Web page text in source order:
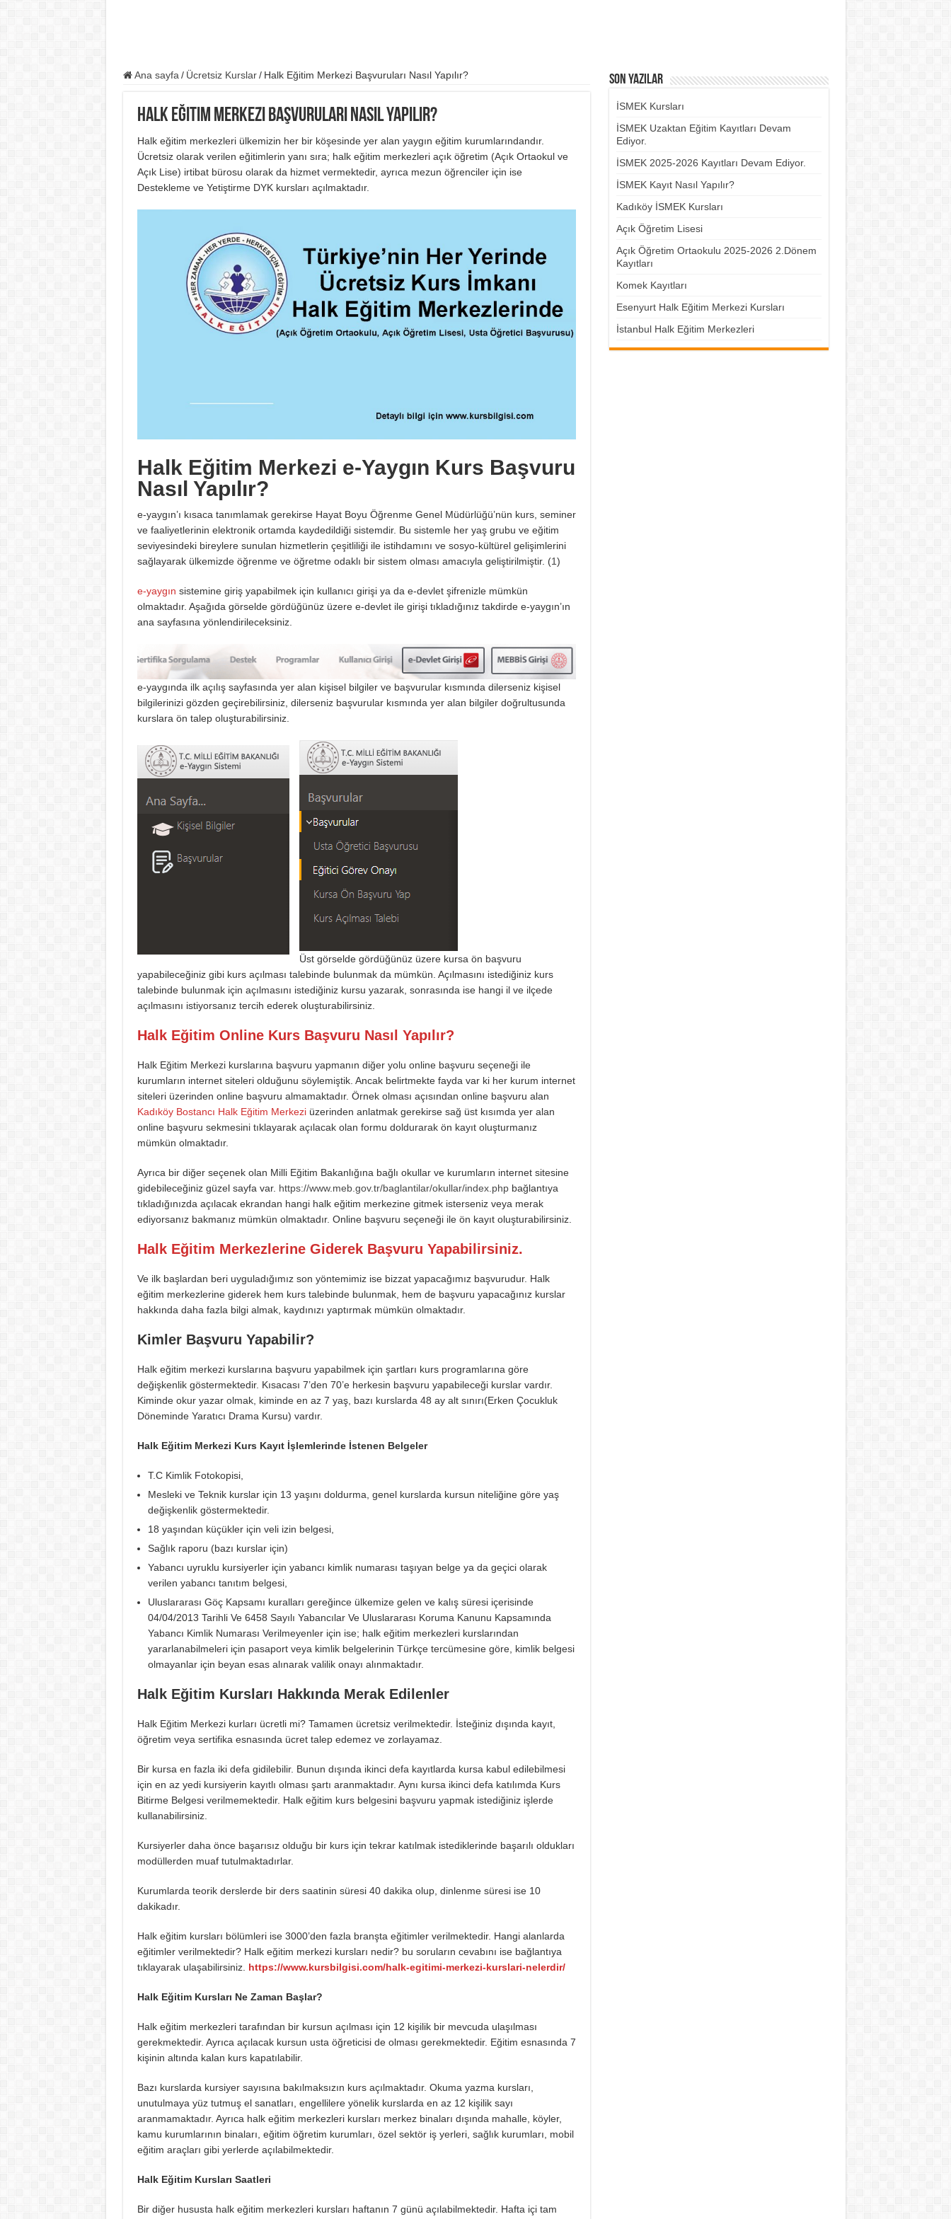
Ana sayfa / Ücretsiz Kurslar / Halk Eğitim Merkezi Başvuruları Nasıl Yapılır?
Halk Eğitim Merkezi Başvuruları Nasıl Yapılır?
Halk eğitim merkezleri ülkemizin her bir köşesinde yer alan yaygın eğitim kurumlarındandır.
Ücretsiz olarak verilen eğitimlerin yanı sıra; halk eğitim merkezleri açık öğretim (Açık Ortaokul ve
Açık Lise) irtibat bürosu olarak da hizmet vermektedir, ayrıca mezun öğrenciler için ise
Destekleme ve Yetiştirme DYK kursları açılmaktadır.
Halk Eğitim Merkezi e-Yaygın Kurs Başvuru
Nasıl Yapılır?
e-yaygın’ı kısaca tanımlamak gerekirse Hayat Boyu Öğrenme Genel Müdürlüğü’nün kurs, seminer
ve faaliyetlerinin elektronik ortamda kaydedildiği sistemdir. Bu sistemle her yaş grubu ve eğitim
seviyesindeki bireylere sunulan hizmetlerin çeşitliliği ile istihdamını ve sosyo-kültürel gelişimlerini
sağlayarak ülkemizde öğrenme ve öğretme odaklı bir sistem olması amacıyla geliştirilmiştir. (1)
e-yaygın sistemine giriş yapabilmek için kullanıcı girişi ya da e-devlet şifrenizle mümkün
olmaktadır. Aşağıda görselde gördüğünüz üzere e-devlet ile girişi tıkladığınız takdirde e-yaygın’ın
ana sayfasına yönlendirileceksiniz.
e-yaygında ilk açılış sayfasında yer alan kişisel bilgiler ve başvurular kısmında dilerseniz kişisel
bilgilerinizi gözden geçirebilirsiniz, dilerseniz başvurular kısmında yer alan bilgiler doğrultusunda
kurslara ön talep oluşturabilirsiniz.
Üst görselde gördüğünüz üzere kursa ön başvuru
yapabileceğiniz gibi kurs açılması talebinde bulunmak da mümkün. Açılmasını istediğiniz kurs
talebinde bulunmak için açılmasını istediğiniz kursu yazarak, sonrasında ise hangi il ve ilçede
açılmasını istiyorsanız tercih ederek oluşturabilirsiniz.
Halk Eğitim Online Kurs Başvuru Nasıl Yapılır?
Halk Eğitim Merkezi kurslarına başvuru yapmanın diğer yolu online başvuru seçeneği ile
kurumların internet siteleri olduğunu söylemiştik. Ancak belirtmekte fayda var ki her kurum internet
siteleri üzerinden online başvuru almamaktadır. Örnek olması açısından online başvuru alan
Kadıköy Bostancı Halk Eğitim Merkeziüzerinden anlatmak gerekirse sağ üst kısımda yer alan
online başvuru sekmesini tıklayarak açılacak olan formu doldurarak ön kayıt oluşturmanız
mümkün olmaktadır.
Ayrıca bir diğer seçenek olan Milli Eğitim Bakanlığına bağlı okullar ve kurumların internet sitesine
gidebileceğiniz güzel sayfa var. https://www.meb.gov.tr/baglantilar/okullar/index.phpbağlantıya
tıkladığınızda açılacak ekrandan hangi halk eğitim merkezine gitmek isterseniz veya merak
ediyorsanız bakmanız mümkün olmaktadır. Online başvuru seçeneği ile ön kayıt oluşturabilirsiniz.
Halk Eğitim Merkezlerine Giderek Başvuru Yapabilirsiniz.
Ve ilk başlardan beri uyguladığımız son yöntemimiz ise bizzat yapacağımız başvurudur. Halk
eğitim merkezlerine giderek hem kurs talebinde bulunmak, hem de başvuru yapacağınız kurslar
hakkında daha fazla bilgi almak, kaydınızı yaptırmak mümkün olmaktadır.
Kimler Başvuru Yapabilir?
Halk eğitim merkezi kurslarına başvuru yapabilmek için şartları kurs programlarına göre
değişkenlik göstermektedir. Kısacası 7’den 70’e herkesin başvuru yapabileceği kurslar vardır.
Kiminde okur yazar olmak, kiminde en az 7 yaş, bazı kurslarda 48 ay alt sınırı(Erken Çocukluk
Döneminde Yaratıcı Drama Kursu) vardır.
Halk Eğitim Merkezi Kurs Kayıt İşlemlerinde İstenen Belgeler
T.C Kimlik Fotokopisi,
Mesleki ve Teknik kurslar için 13 yaşını doldurma, genel kurslarda kursun niteliğine göre yaş
değişkenlik göstermektedir.
18 yaşından küçükler için veli izin belgesi,
Sağlık raporu (bazı kurslar için)
Yabancı uyruklu kursiyerler için yabancı kimlik numarası taşıyan belge ya da geçici olarak
verilen yabancı tanıtım belgesi,
Uluslararası Göç Kapsamı kuralları gereğince ülkemize gelen ve kalış süresi içerisinde
04/04/2013 Tarihli Ve 6458 Sayılı Yabancılar Ve Uluslararası Koruma Kanunu Kapsamında
Yabancı Kimlik Numarası Verilmeyenler için ise; halk eğitim merkezleri kurslarından
yararlanabilmeleri için pasaport veya kimlik belgelerinin Türkçe tercümesine göre, kimlik belgesi
olmayanlar için beyan esas alınarak valilik onayı alınmaktadır.
Halk Eğitim Kursları Hakkında Merak Edilenler
Halk Eğitim Merkezi kurları ücretli mi? Tamamen ücretsiz verilmektedir. İsteğiniz dışında kayıt,
öğretim veya sertifika esnasında ücret talep edemez ve zorlayamaz.
Bir kursa en fazla iki defa gidilebilir. Bunun dışında ikinci defa kayıtlarda kursa kabul edilebilmesi
için en az yedi kursiyerin kayıtlı olması şartı aranmaktadır. Aynı kursa ikinci defa katılımda Kurs
Bitirme Belgesi verilmemektedir. Halk eğitim kurs belgesini başvuru yapmak istediğiniz işlerde
kullanabilirsiniz.
Kursiyerler daha önce başarısız olduğu bir kurs için tekrar katılmak istediklerinde başarılı oldukları
modüllerden muaf tutulmaktadırlar.
Kurumlarda teorik derslerde bir ders saatinin süresi 40 dakika olup, dinlenme süresi ise 10
dakikadır.
Halk eğitim kursları bölümleri ise 3000’den fazla branşta eğitimler verilmektedir. Hangi alanlarda
eğitimler verilmektedir? Halk eğitim merkezi kursları nedir? bu soruların cevabını ise bağlantıya
tıklayarak ulaşabilirsiniz. https://www.kursbilgisi.com/halk-egitimi-merkezi-kurslari-nelerdir/
Halk Eğitim Kursları Ne Zaman Başlar?
Halk eğitim merkezleri tarafından bir kursun açılması için 12 kişilik bir mevcuda ulaşılması
gerekmektedir. Ayrıca açılacak kursun usta öğreticisi de olması gerekmektedir. Eğitim esnasında 7
kişinin altında kalan kurs kapatılabilir.
Bazı kurslarda kursiyer sayısına bakılmaksızın kurs açılmaktadır. Okuma yazma kursları,
unutulmaya yüz tutmuş el sanatları, engellilere yönelik kurslarda en az 12 kişilik sayı
aranmamaktadır. Ayrıca halk eğitim merkezleri kursları merkez binaları dışında mahalle, köyler,
kamu kurumlarının binaları, eğitim öğretim kurumları, özel sektör iş yerleri, sağlık kurumları, mobil
eğitim araçları gibi yerlerde açılabilmektedir.
Halk Eğitim Kursları Saatleri
Bir diğer hususta halk eğitim merkezleri kursları haftanın 7 günü açılabilmektedir. Hafta içi tam
Son Yazılar
İSMEK Kursları
İSMEK Uzaktan Eğitim Kayıtları Devam
Ediyor.
İSMEK 2025-2026 Kayıtları Devam Ediyor.
İSMEK Kayıt Nasıl Yapılır?
Kadıköy İSMEK Kursları
Açık Öğretim Lisesi
Açık Öğretim Ortaokulu 2025-2026 2.Dönem
Kayıtları
Komek Kayıtları
Esenyurt Halk Eğitim Merkezi Kursları
İstanbul Halk Eğitim Merkezleri